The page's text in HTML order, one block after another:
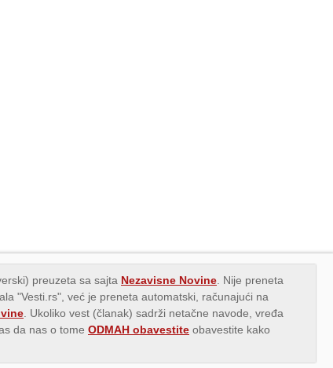
preuzeta sa sajta Nezavisne Novine . Nije preneta
"Vesti.rs", već je preneta automatski, računajući na
. Ukoliko vest (članak) sadrži netačne navode, vređa
da nas o tome ODMAH obavestite obavestite kako